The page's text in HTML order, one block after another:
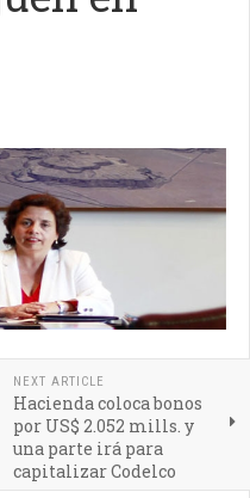
NEXT ARTICLE
Hacienda coloca bonos
por US$ 2.052 mills. y
una parte irá para
capitalizar Codelco